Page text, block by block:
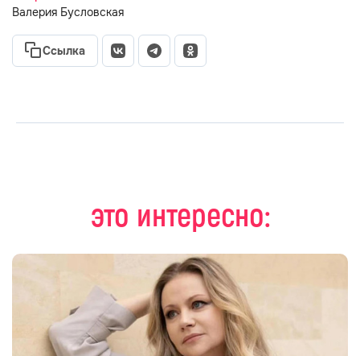
Валерия Бусловская
Ссылка
это интересно: